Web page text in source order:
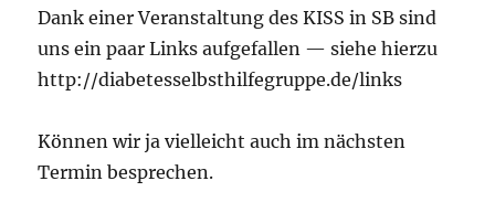
Dank einer Veranstaltung des KISS in SB sind
uns ein paar Links aufgefallen — siehe hierzu
http://diabetesselbsthilfegruppe.de/links
Können wir ja vielleicht auch im nächsten
Termin besprechen.